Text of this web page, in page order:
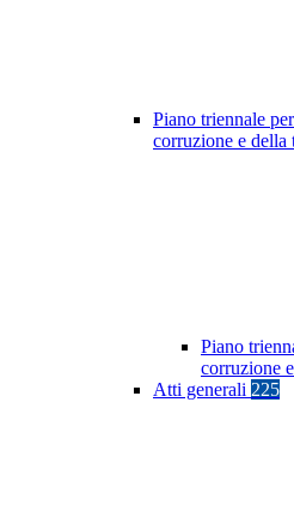
Piano triennale
corruzione e della
Piano
corruzione
Atti generali 225